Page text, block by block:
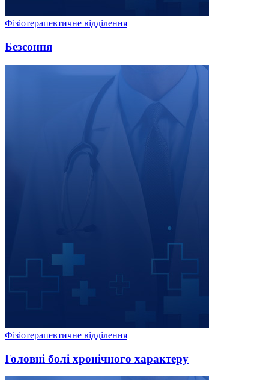
Фізіотерапевтичне відділення
Безсоння
Фізіотерапевтичне відділення
Головні болі хронічного характеру